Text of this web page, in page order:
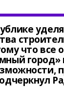
что